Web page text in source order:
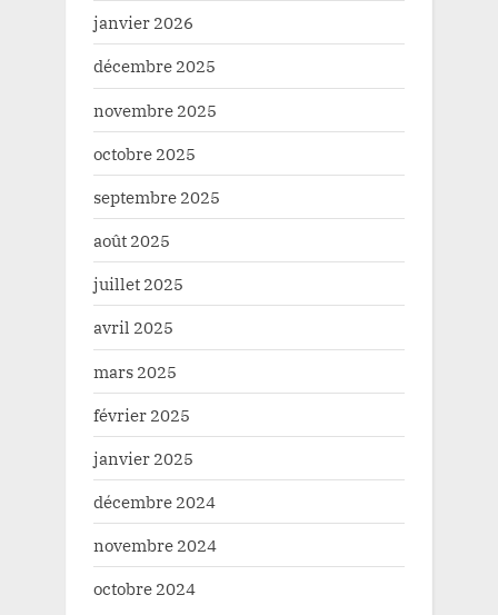
janvier 2026
décembre 2025
novembre 2025
octobre 2025
septembre 2025
août 2025
juillet 2025
avril 2025
mars 2025
février 2025
janvier 2025
décembre 2024
novembre 2024
octobre 2024